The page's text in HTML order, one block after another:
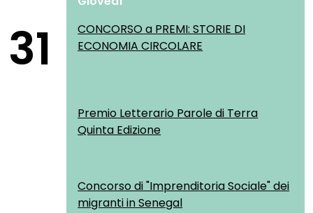
31
CONCORSO a PREMI: STORIE DI
ECONOMIA CIRCOLARE
Premio Letterario Parole di Terra
Quinta Edizione
Concorso di "Imprenditoria Sociale" dei
migranti in Senegal